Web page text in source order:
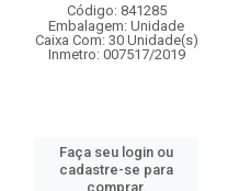
Código: 841285
Embalagem: Unidade
Caixa Com: 30 Unidade(s)
Inmetro: 007517/2019
Faça seu login ou
cadastre-se para
comprar.